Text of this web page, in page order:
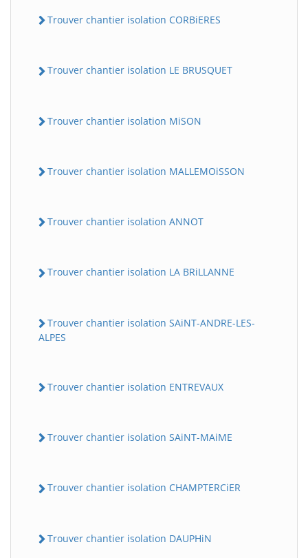
Trouver chantier isolation CORBiERES
Trouver chantier isolation LE BRUSQUET
Trouver chantier isolation MiSON
Trouver chantier isolation MALLEMOiSSON
Trouver chantier isolation ANNOT
Trouver chantier isolation LA BRiLLANNE
Trouver chantier isolation SAiNT-ANDRE-LES-
ALPES
Trouver chantier isolation ENTREVAUX
Trouver chantier isolation SAiNT-MAiME
Trouver chantier isolation CHAMPTERCiER
Trouver chantier isolation DAUPHiN